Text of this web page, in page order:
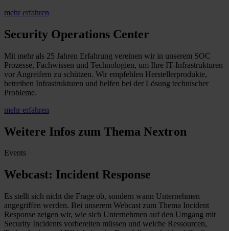
mehr erfahren
Security Operations Center
Mit mehr als 25 Jahren Erfahrung vereinen wir in unserem SOC
Prozesse, Fachwissen und Technologien, um Ihre IT-Infrastrukturen
vor Angreifern zu schützen. Wir empfehlen Herstellerprodukte,
betreiben Infrastrukturen und helfen bei der Lösung technischer
Probleme.
mehr erfahren
Weitere Infos zum Thema Nextron
Events
Webcast: Incident Response
Es stellt sich nicht die Frage ob, sondern wann Unternehmen
angegriffen werden. Bei unserem Webcast zum Thema Incident
Response zeigen wir, wie sich Unternehmen auf den Umgang mit
Security Incidents vorbereiten müssen und welche Ressourcen,